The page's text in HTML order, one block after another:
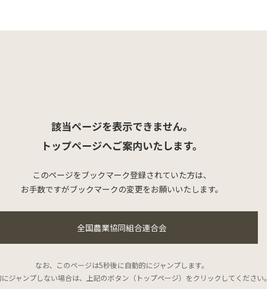
該当ページを表示できません。
トップページへご案内いたします。
このページをブックマーク登録されていた方は、
お手数ですがブックマークの変更をお願いいたします。
全国農業協同組合連合会
なお、このページは5秒後に自動的にジャンプします。
ジャンプしない場合は、上記のボタン（トップページ）をクリックしてください。